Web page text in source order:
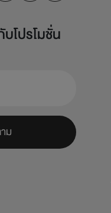
โปรโมชั่น
ม